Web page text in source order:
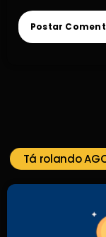
Tá rolando